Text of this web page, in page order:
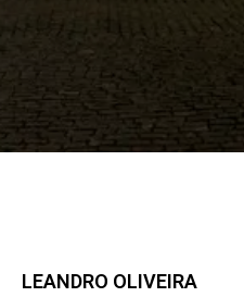
LEANDRO OLIVEIRA